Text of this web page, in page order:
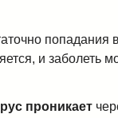
попадания
и заболеть
проникает